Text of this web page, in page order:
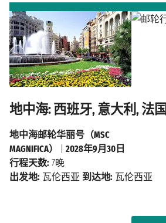
地中海: 西班牙, 意大利, 法国
地中海邮轮华丽号（MSC
MAGNIFICA）
2028年9月30日
行程天数: 7晚
出发地: 瓦伦西亚 到达地: 瓦伦西亚